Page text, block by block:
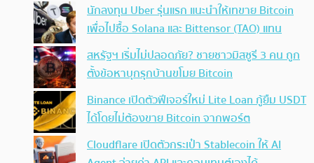
นักลงทุน Uber รุ่นแรก แนะนำให้เทขาย Bitcoin
เพื่อไปซื้อ Solana และ Bittensor (TAO) แทน
สหรัฐฯ เริ่มไม่ปลอดภัย? ชายชาวมิสซูรี 3 คน ถูก
ตั้งข้อหาบุกรุกบ้านขโมย Bitcoin
Binance เปิดตัวฟีเจอร์ใหม่ Lite Loan กู้ยืม USDT
ได้โดยไม่ต้องขาย Bitcoin จากพอร์ต
Cloudflare เปิดตัวกระเป๋า Stablecoin ให้ AI